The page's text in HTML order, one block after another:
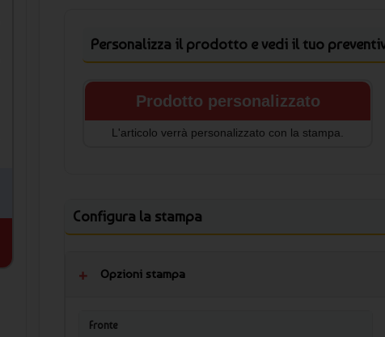
Personalizza il prodotto e vedi il tuo
Prodotto personalizzato
L'articolo verrà personalizzato con la stampa.
Configura la stampa
Opzioni stampa
Fronte